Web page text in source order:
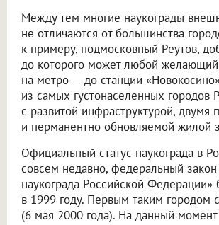
Между тем многие наукограды
не отличаются от большинства
к примеру, подмосковный Реутов,
до которого может любой
на метро — до станции
из самых густонаселенных городов
с развитой инфраструктурой, двумя
и перманентно обновляемой жилой
Официальный статус наукограда в
совсем недавно, федеральный закон
наукограда Российской Федерации»
в 1999 году. Первым таким городом
(6 мая 2000 года). На данный момент